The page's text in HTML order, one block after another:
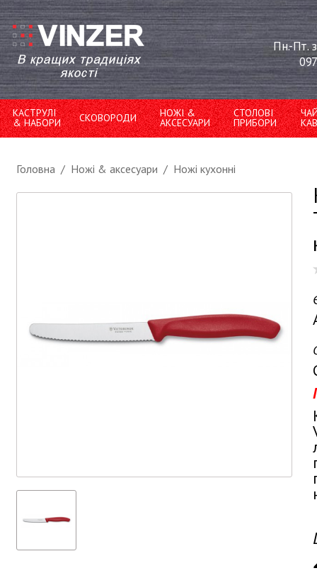
Пн.-Пт.
КАСТРУЛІ
& НАБОРИ СКОВОРОДИ НОЖІ &
АКСЕСУАРИ
СТОЛОВІ
ПРИБОРИ
Головна / Ножі & аксесуари / Ножі кухонні